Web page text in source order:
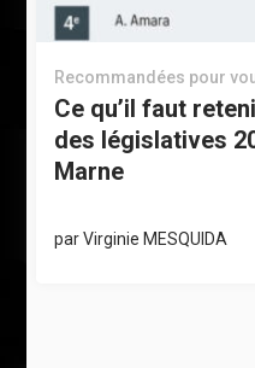
Recommandées pour
Ce qu’il faut
des législatives
Marne
parVirginie MESQUIDA